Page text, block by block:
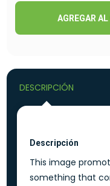
AGREGAR
DESCRIPCIÓN
Descripción
This image
something that